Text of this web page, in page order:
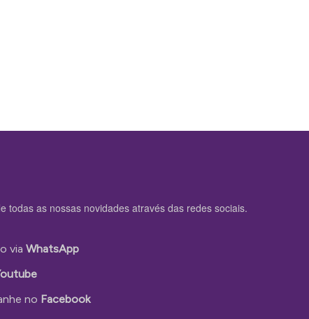
todas as nossas novidades através das redes sociais.
via WhatsApp
no Facebook